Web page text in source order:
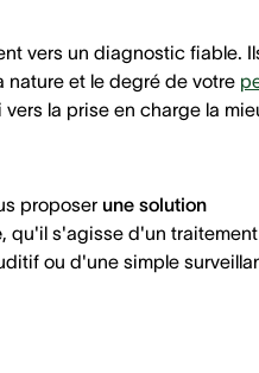
vers un diagnostic fiable.
nature et le degré de votre
la prise en charge la
proposer une solution
, qu'il s'agisse d'un traitement
ou d'une simple